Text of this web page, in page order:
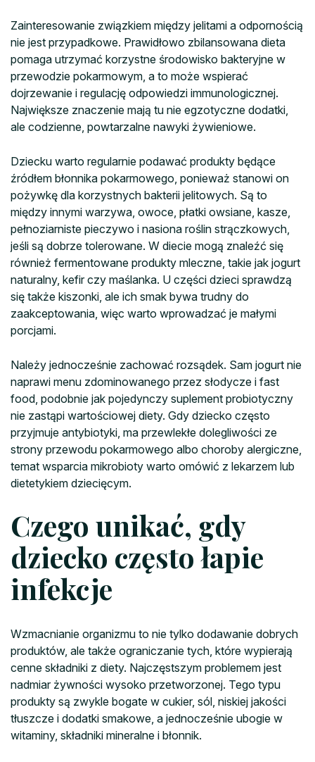
Zainteresowanie związkiem między jelitami a odpornością
nie jest przypadkowe. Prawidłowo zbilansowana dieta
pomaga utrzymać korzystne środowisko bakteryjne w
przewodzie pokarmowym, a to może wspierać
dojrzewanie i regulację odpowiedzi immunologicznej.
Największe znaczenie mają tu nie egzotyczne dodatki,
ale codzienne, powtarzalne nawyki żywieniowe.
Dziecku warto regularnie podawać produkty będące
źródłem błonnika pokarmowego, ponieważ stanowi on
pożywkę dla korzystnych bakterii jelitowych. Są to
między innymi warzywa, owoce, płatki owsiane, kasze,
pełnoziarniste pieczywo i nasiona roślin strączkowych,
jeśli są dobrze tolerowane. W diecie mogą znaleźć się
również fermentowane produkty mleczne, takie jak jogurt
naturalny, kefir czy maślanka. U części dzieci sprawdzą
się także kiszonki, ale ich smak bywa trudny do
zaakceptowania, więc warto wprowadzać je małymi
porcjami.
Należy jednocześnie zachować rozsądek. Sam jogurt nie
naprawi menu zdominowanego przez słodycze i fast
food, podobnie jak pojedynczy suplement probiotyczny
nie zastąpi wartościowej diety. Gdy dziecko często
przyjmuje antybiotyki, ma przewlekłe dolegliwości ze
strony przewodu pokarmowego albo choroby alergiczne,
temat wsparcia mikrobioty warto omówić z lekarzem lub
dietetykiem dziecięcym.
Czego unikać, gdy
dziecko często łapie
infekcje
Wzmacnianie organizmu to nie tylko dodawanie dobrych
produktów, ale także ograniczanie tych, które wypierają
cenne składniki z diety. Najczęstszym problemem jest
nadmiar żywności wysoko przetworzonej. Tego typu
produkty są zwykle bogate w cukier, sól, niskiej jakości
tłuszcze i dodatki smakowe, a jednocześnie ubogie w
witaminy, składniki mineralne i błonnik.